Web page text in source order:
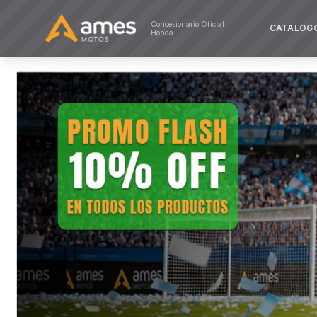
Concesionario Oficial
Honda